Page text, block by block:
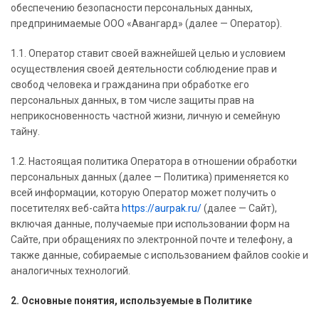
обеспечению безопасности персональных данных,
предпринимаемые ООО «Авангард» (далее — Оператор).
1.1. Оператор ставит своей важнейшей целью и условием
осуществления своей деятельности соблюдение прав и
свобод человека и гражданина при обработке его
персональных данных, в том числе защиты прав на
неприкосновенность частной жизни, личную и семейную
тайну.
1.2. Настоящая политика Оператора в отношении обработки
персональных данных (далее — Политика) применяется ко
всей информации, которую Оператор может получить о
посетителях веб-сайта https://aurpak.ru/(далее — Сайт),
включая данные, получаемые при использовании форм на
Сайте, при обращениях по электронной почте и телефону, а
также данные, собираемые с использованием файлов cookie и
аналогичных технологий.
2. Основные понятия, используемые в Политике